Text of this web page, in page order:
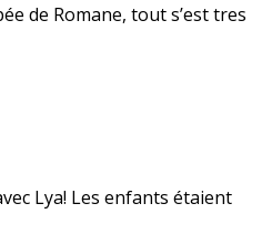
de Romane, tout s’est tres
Lya! Les enfants étaient